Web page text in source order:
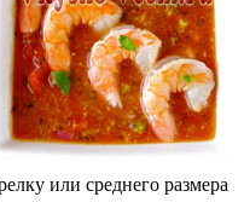
или среднего размера